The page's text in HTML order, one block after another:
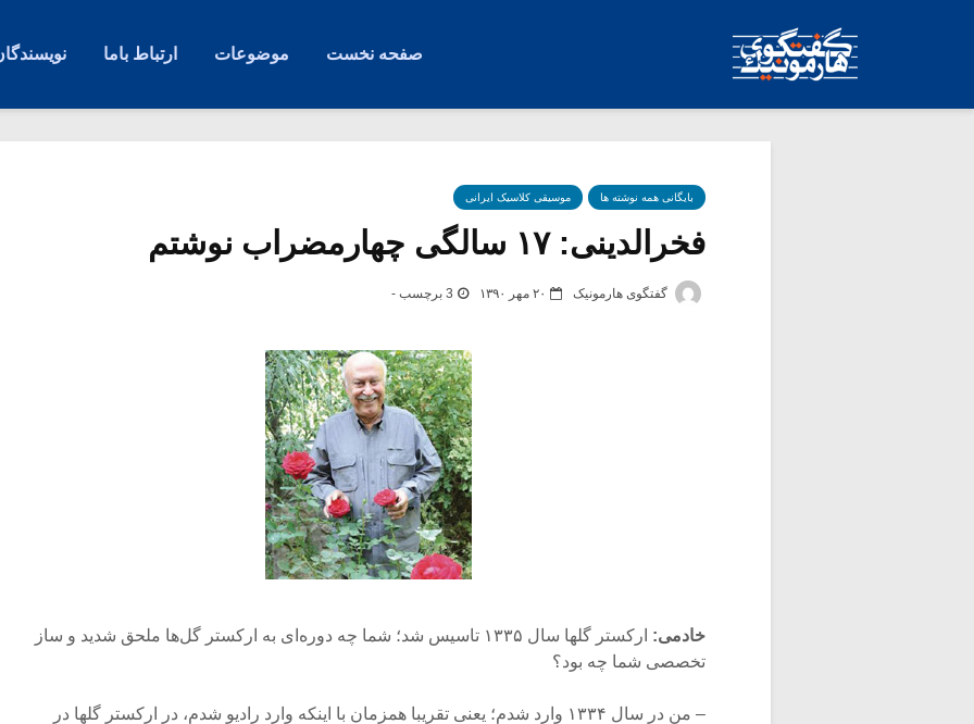
صفحه نخست موضوعات ارتباط باما
بایگانی همه نوشته ها موسیقی کلاسیک ایرانی
فخرالدینی: ۱۷ سالگی چهارمضراب نوشتم
گفتگوی هارمونیک ۲۰ مهر ۱۳۹۰ 3 برچسب -
خادمی:
ارکستر گلها سال ۱۳۳۵ تاسیس شد؛ شما چه دوره‌ای به ارکستر گل‌ها ملحق شدید و ساز
تخصصی شما چه بود؟
– من در سال ۱۳۳۴ وارد شدم؛ یعنی تقریبا همزمان با اینکه وارد رادیو شدم، در ارکستر گلها در